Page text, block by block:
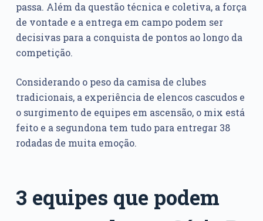
passa. Além da questão técnica e coletiva, a força
de vontade e a entrega em campo podem ser
decisivas para a conquista de pontos ao longo da
competição.
Considerando o peso da camisa de clubes
tradicionais, a experiência de elencos cascudos e
o surgimento de equipes em ascensão, o mix está
feito e a segundona tem tudo para entregar 38
rodadas de muita emoção.
3 equipes que podem